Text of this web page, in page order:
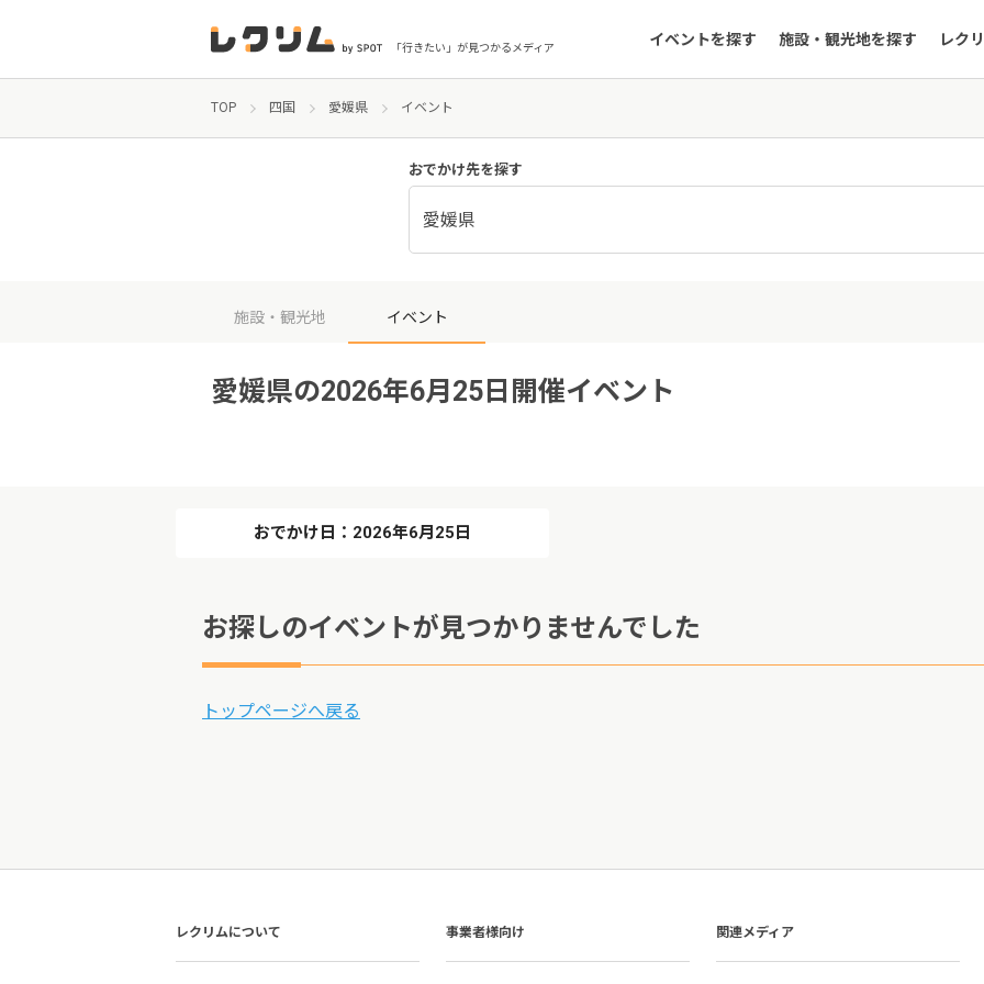
「行きたい」が見つかるメディア イベントを探す 施設・観光地を探す レク
TOP 四国 愛媛県 イベント
おでかけ先を探す
愛媛県
施設・観光地 イベント
愛媛県の2026年6月25日開催イベント
おでかけ日：2026年6月25日
お探しのイベントが見つかりませんでした
トップページへ戻る
レクリムについて 事業者様向け 関連メディア